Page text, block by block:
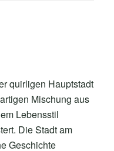
quirligen Hauptstadt
Mischung aus
Lebensstil
Die Stadt am
Geschichte